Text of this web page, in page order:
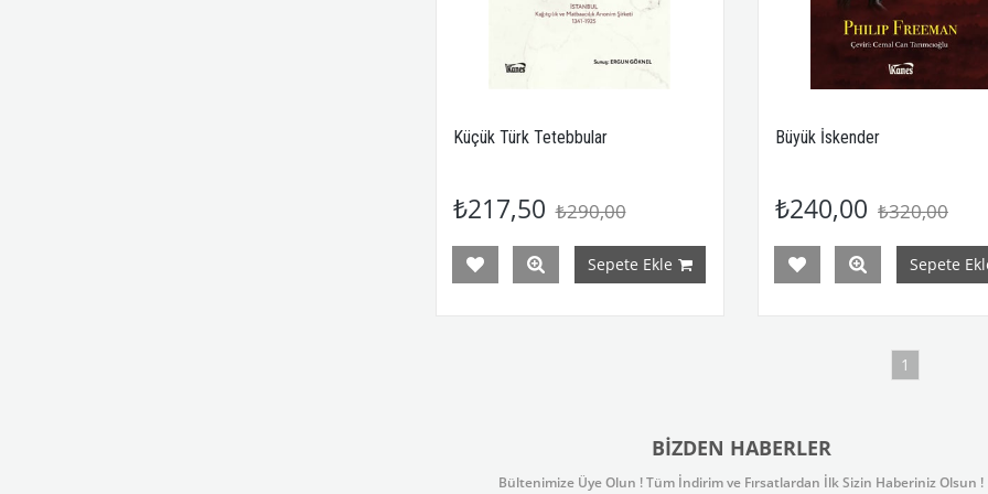
Küçük Türk Tetebbular
₺217,50 ₺290,00
Sepete Ekle
Büyük İskender
₺240,00 ₺320,00
Sepete
1
BIZDEN HABERLER
Bültenimize Üye Olun ! Tüm İndirim ve Fırsatlardan İlk Sizin Haberiniz Olsun !